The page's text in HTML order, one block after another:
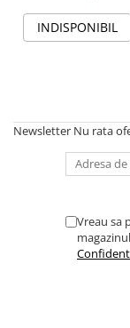
INDISPONIBIL
Newsletter Nu rata
Vreau sa